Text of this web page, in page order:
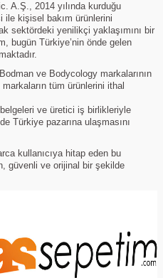
A.Ş., 2014 yılında kurduğu
ile kişisel bakım ürünlerini
sektördeki yenilikçi yaklaşımını bir
bugün Türkiye’nin önde gelen
ve Bodycology markalarının
tüm ürünlerini ithal
ve üretici iş birlikleriyle
Türkiye pazarına ulaşmasını
kullanıcıya hitap eden bu
güvenli ve orijinal bir şekilde